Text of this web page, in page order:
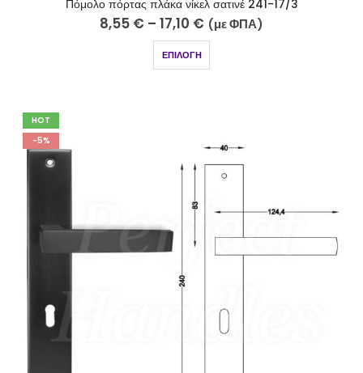
Πόμολο πόρτας πλάκα νίκελ σατινέ 241-17/3
8,55 € – 17,10 € (με ΦΠΑ)
ΕΠΙΛΟΓΉ
HOT
-5%